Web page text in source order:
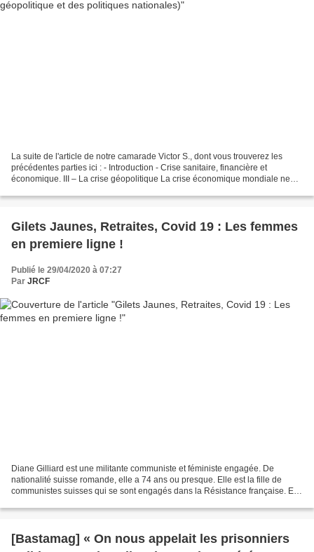
La suite de l'article de notre camarade Victor S., dont vous trouverez les
précédentes parties ici : - Introduction - Crise sanitaire, financière et
économique. III – La crise géopolitique La crise économique mondiale ne
Gilets Jaunes, Retraites, Covid 19 : Les femmes
en premiere ligne !
Publié le 29/04/2020 à 07:27
Par JRCF
Diane Gilliard est une militante communiste et féministe engagée. De
nationalité suisse romande, elle a 74 ans ou presque. Elle est la fille de
communistes suisses qui se sont engagés dans la Résistance française. Elle
[Bastamag] « On nous appelait les prisonniers